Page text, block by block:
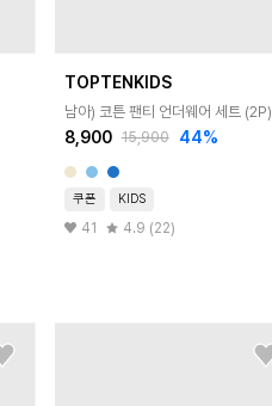
TOPTENKIDS
남아) 코튼 팬티 언더웨어 세트 (2P)
8,900 15,900 44%
쿠폰 KIDS
41 4.9 (22)